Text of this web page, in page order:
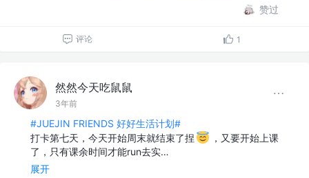
赞过
评论 1
然然今天吃鼠鼠
3年前
#JUEJIN FRIENDS 好好生活计划#
打卡第七天，今天开始周末就结束了捏
，又要开始上课
了，只有课余时间才能run去实…
展开